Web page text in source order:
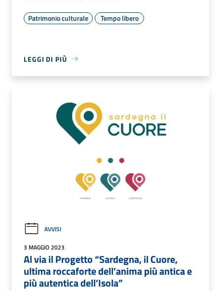
Patrimonio culturale Tempo libero
LEGGI DI PIÙ
AVVISI
3 MAGGIO 2023
Al via il Progetto “Sardegna, il Cuore,
ultima roccaforte dell’anima più antica e
più autentica dell’Isola”